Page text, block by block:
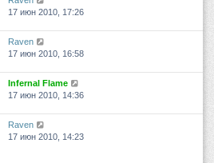
17 июн 2010, 17:26
Raven
17 июн 2010, 16:58
Infernal Flame
17 июн 2010, 14:36
Raven
17 июн 2010, 14:23